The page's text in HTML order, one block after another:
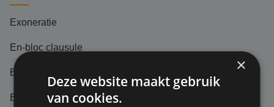
Exoneratie
En-bloc clausule
Each and every claim
Eigen schade
×
Deze website maakt gebruik
van cookies.